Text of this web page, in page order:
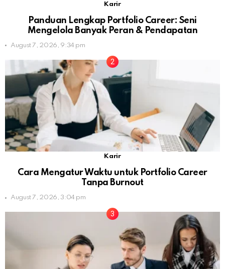
Karir
Panduan Lengkap Portfolio Career: Seni
Mengelola Banyak Peran & Pendapatan
August 7, 2026, 9:34 pm
Karir
Cara Mengatur Waktu untuk Portfolio Career
Tanpa Burnout
August 7, 2026, 3:04 pm